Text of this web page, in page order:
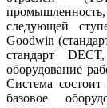
следующей
Goodwin
стандарт
оборудование
Система состоит
базовое